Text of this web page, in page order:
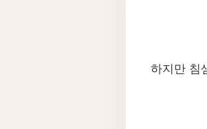
하지만 침